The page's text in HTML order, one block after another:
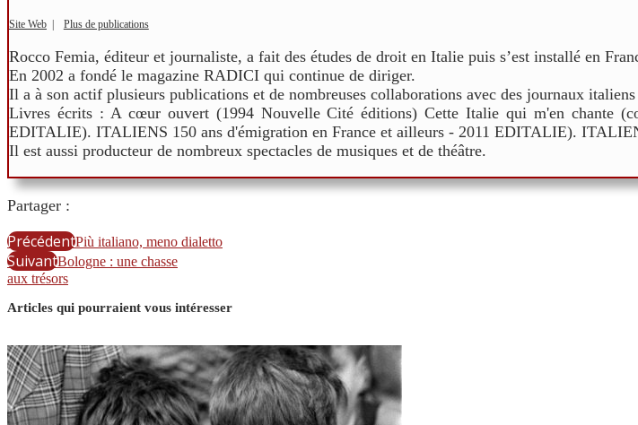
Site Web Plus de publications
Rocco Femia, éditeur et journaliste, a fait des études de droit en Italie puis s’est installé en
En 2002 a fondé le magazine RADICI qui continue de diriger.
Il a à son actif plusieurs publications et de nombreuses collaborations avec des journaux
Livres écrits : A cœur ouvert (1994 Nouvelle Cité éditions) Cette Italie qui m'en chante
EDITALIE). ITALIENS 150 ans d'émigration en France et ailleurs - 2011 EDITALIE).
Il est aussi producteur de nombreux spectacles de musiques et de théâtre.
Partager :
PrécédentPiù italiano, meno dialetto
SuivantBologne : une chasse
aux trésors
Articles qui pourraient vous intéresser